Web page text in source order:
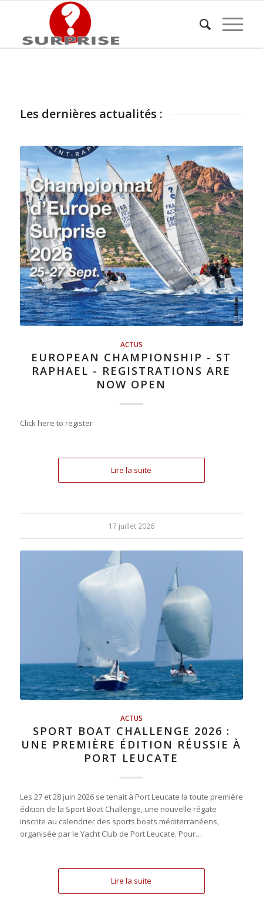
Les dernières actualités :
ACTUS
EUROPEAN CHAMPIONSHIP - ST
RAPHAEL - REGISTRATIONS ARE
NOW OPEN
Click here to register
Lire la suite
17 juillet 2026
ACTUS
SPORT BOAT CHALLENGE 2026 :
UNE PREMIÈRE ÉDITION RÉUSSIE À
PORT LEUCATE
Les 27 et 28 juin 2026 se tenait à Port Leucate la toute première
édition de la Sport Boat Challenge, une nouvelle régate
inscrite au calendrier des sports boats méditerranéens,
organisée par le Yacht Club de Port Leucate. Pour…
Lire la suite